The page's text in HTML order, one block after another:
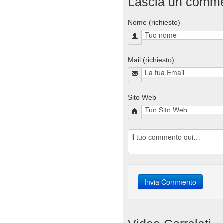
Nome (richiesto)
Mail (richiesto)
Sito Web